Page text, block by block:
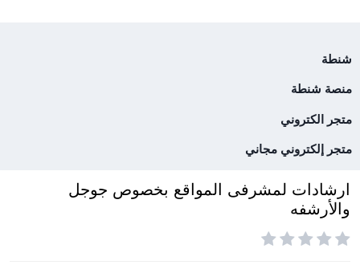
شنطة
منصة شنطة
متجر الكتروني
متجر إلكتروني مجاني
ارشادات لمشرفى المواقع بخصوص جوجل
والأرشفه